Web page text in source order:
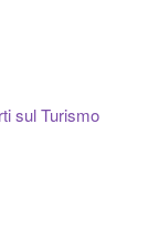
sul Turismo